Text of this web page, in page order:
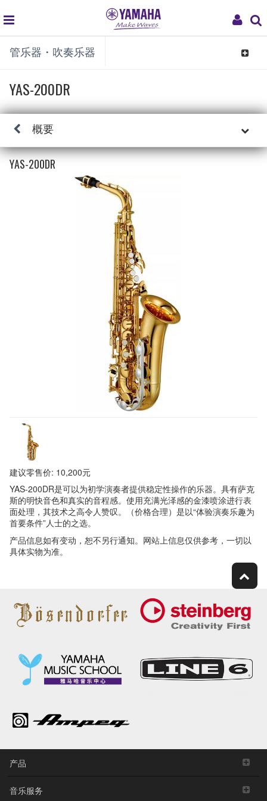
My
global
navigation
管乐器・吹奏乐器
Toggle
YAS-200DR
概要
YAS-200DR
建议零售价: 10,200元
YAS-200DR是可以为初学演奏者提供稳定性操作的乐器。具有萨克
斯的明快音色和真实的音程感。使用充满光泽感的金漆喷涂进行表
面处理，其技术之高令人赞叹。（价格合理）是以“体验演奏乐趣为
首要条件”人士的之选。
产品信息如有变动，恕不另行通知。网站上信息仅供参考，一切以
具体实物为准。
产品
音乐服务